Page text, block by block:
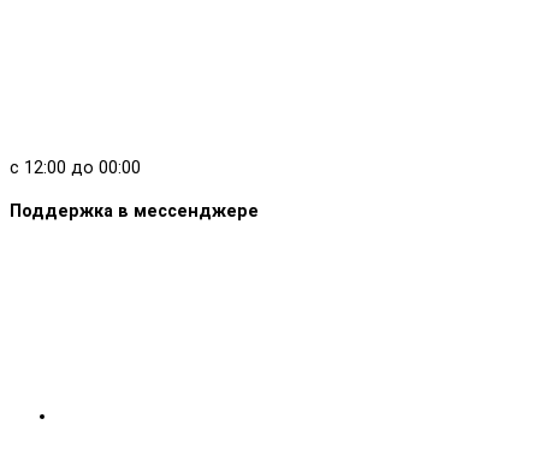
с 12:00 до 00:00
Поддержка в мессенджере